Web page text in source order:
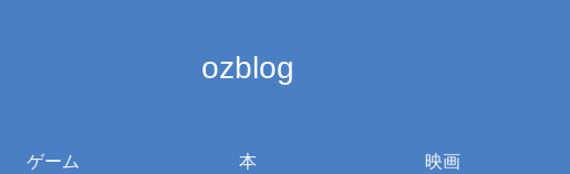
ozblog
ゲーム 本 映画